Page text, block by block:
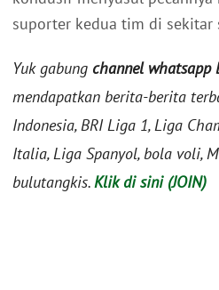
suporter kedua tim di sekitar
Yuk gabung channel whatsapp
mendapatkan berita-berita
Indonesia, BRI Liga 1, Liga
Italia, Liga Spanyol, bola voli,
bulutangkis.Klik di sini (JOIN)